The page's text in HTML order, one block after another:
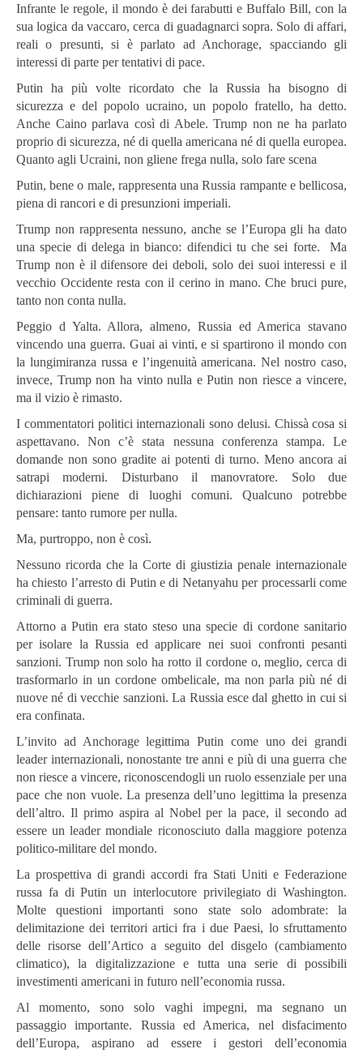
Infrante le regole, il mondo è dei farabutti e Buffalo Bill, con la
sua logica da vaccaro, cerca di guadagnarci sopra. Solo di affari,
reali o presunti, si è parlato ad Anchorage, spacciando gli
interessi di parte per tentativi di pace.
Putin ha più volte ricordato che la Russia ha bisogno di
sicurezza e del popolo ucraino, un popolo fratello, ha detto.
Anche Caino parlava così di Abele. Trump non ne ha parlato
proprio di sicurezza, né di quella americana né di quella europea.
Quanto agli Ucraini, non gliene frega nulla, solo fare scena
Putin, bene o male, rappresenta una Russia rampante e bellicosa,
piena di rancori e di presunzioni imperiali.
Trump non rappresenta nessuno, anche se l’Europa gli ha dato
una specie di delega in bianco: difendici tu che sei forte. Ma
Trump non è il difensore dei deboli, solo dei suoi interessi e il
vecchio Occidente resta con il cerino in mano. Che bruci pure,
tanto non conta nulla.
Peggio d Yalta. Allora, almeno, Russia ed America stavano
vincendo una guerra. Guai ai vinti, e si spartirono il mondo con
la lungimiranza russa e l’ingenuità americana. Nel nostro caso,
invece, Trump non ha vinto nulla e Putin non riesce a vincere,
ma il vizio è rimasto.
I commentatori politici internazionali sono delusi. Chissà cosa si
aspettavano. Non c’è stata nessuna conferenza stampa. Le
domande non sono gradite ai potenti di turno. Meno ancora ai
satrapi moderni. Disturbano il manovratore. Solo due
dichiarazioni piene di luoghi comuni. Qualcuno potrebbe
pensare: tanto rumore per nulla.
Ma, purtroppo, non è così.
Nessuno ricorda che la Corte di giustizia penale internazionale
ha chiesto l’arresto di Putin e di Netanyahu per processarli come
criminali di guerra.
Attorno a Putin era stato steso una specie di cordone sanitario
per isolare la Russia ed applicare nei suoi confronti pesanti
sanzioni. Trump non solo ha rotto il cordone o, meglio, cerca di
trasformarlo in un cordone ombelicale, ma non parla più né di
nuove né di vecchie sanzioni. La Russia esce dal ghetto in cui si
era confinata.
L’invito ad Anchorage legittima Putin come uno dei grandi
leader internazionali, nonostante tre anni e più di una guerra che
non riesce a vincere, riconoscendogli un ruolo essenziale per una
pace che non vuole. La presenza dell’uno legittima la presenza
dell’altro. Il primo aspira al Nobel per la pace, il secondo ad
essere un leader mondiale riconosciuto dalla maggiore potenza
politico-militare del mondo.
La prospettiva di grandi accordi fra Stati Uniti e Federazione
russa fa di Putin un interlocutore privilegiato di Washington.
Molte questioni importanti sono state solo adombrate: la
delimitazione dei territori artici fra i due Paesi, lo sfruttamento
delle risorse dell’Artico a seguito del disgelo (cambiamento
climatico), la digitalizzazione e tutta una serie di possibili
investimenti americani in futuro nell’economia russa.
Al momento, sono solo vaghi impegni, ma segnano un
passaggio importante. Russia ed America, nel disfacimento
dell’Europa, aspirano ad essere i gestori dell’economia